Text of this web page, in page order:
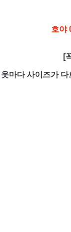
호야
[
옷마다 사이즈가